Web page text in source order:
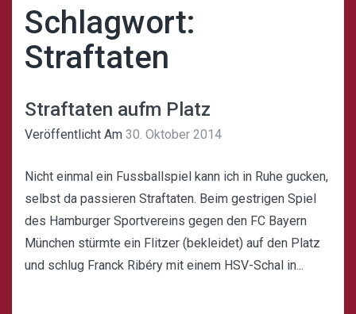
Schlagwort:
Straftaten
Straftaten aufm Platz
Veröffentlicht Am 30. Oktober 2014
Nicht einmal ein Fussballspiel kann ich in Ruhe gucken,
selbst da passieren Straftaten. Beim gestrigen Spiel
des Hamburger Sportvereins gegen den FC Bayern
München stürmte ein Flitzer (bekleidet) auf den Platz
und schlug Franck Ribéry mit einem HSV-Schal in...